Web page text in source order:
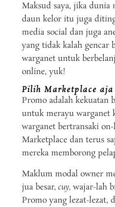
Maksud saya, jika dunia
daun kelor itu juga
media social dan juga
yang tidak kalah gencar
warganet untuk
online, yuk!
Pilih Marketplace
Promo adalah kekuatan
untuk merayu warganet
warganet bertransaki
Marketplace dan terus
mereka memborong
Maklum modal owner
jua besar, cuy, wajar-lah
Promo yang lezat-lezat,